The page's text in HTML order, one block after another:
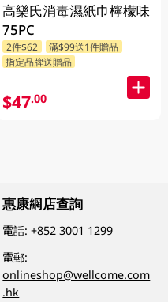
高樂氏消毒濕紙巾檸檬味
75PC
2件$62
滿$99送1件贈品
指定品牌送贈品
$47.00
惠康網店查詢
電話:+852 3001 1299
電郵:
onlineshop@wellcome.com
.hk